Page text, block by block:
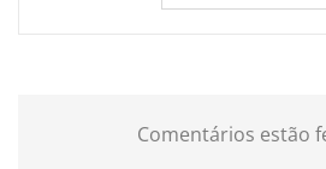
Comentários estão